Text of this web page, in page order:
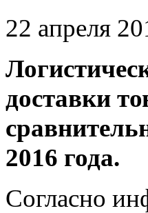
22 апреля
доставки
2016 года.
Согласно